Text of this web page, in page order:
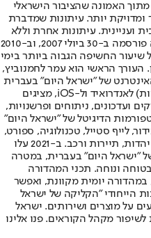
האמונה שהציבור הישראלי
ומדויקת יותר. עיתונות שמדברת
ועניינית. עיתונות אחרת וללא
תשלום. המהדורה המודפסת הראשונה פורסמה ב-30 ביולי 2007, וב-2010
שיעור החשיפה הגבוה ביותר בימי
העורך הראשי הוא עמר לחמנוביץ,
של "ישראל היום" בעברית
ובאנגלית, כמו כן היישומונים (אפליקציות) לאנדרואיד ול-iOS, מציגים
ועדכונים, ניתוחים ופרשנויות,
הדיגיטל של "ישראל היום"
לייף סטייל, טכנולוגיה, ספורט,
כלכלה וצרכנות, בריאות, חיילים, אוכל, יהדות, תיירות ורכב. ב-2021 עלו
"ישראל היום" בעברית, במטרה
ונוחה. תכני המהדורה
יומית מקוונת, ואפשר
הייחודי "הקליקה של ישראל
על מוצרים ושירותים. ישראל
מקהל הקוראים. פנו אלינו